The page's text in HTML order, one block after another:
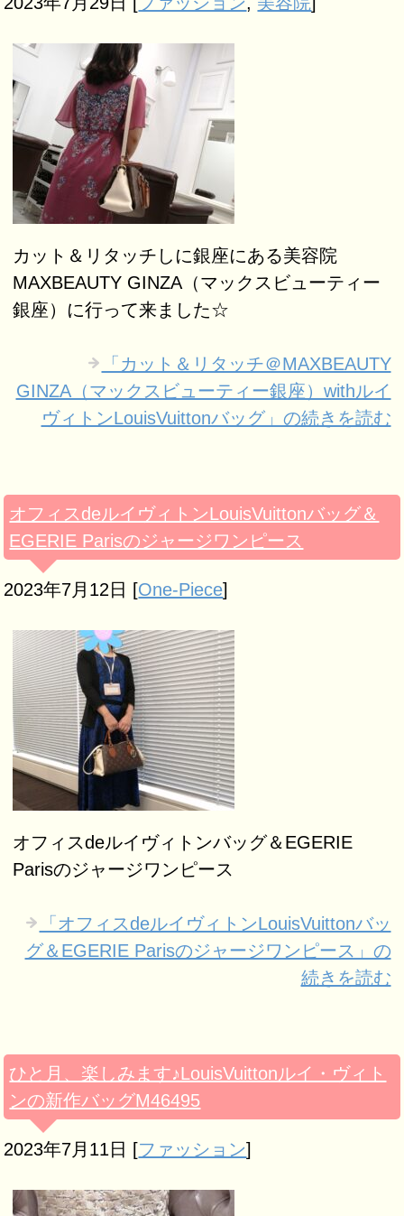
カット＆リタッチしに銀座にある美容院
MAXBEAUTY GINZA（マックスビューティー
銀座）に行って来ました☆
「カット＆リタッチ＠MAXBEAUTY
GINZA（マックスビューティー銀座）withルイ
ヴィトンLouisVuittonバッグ」の続きを読む
オフィスdeルイヴィトンLouisVuittonバッグ＆
EGERIE Parisのジャージワンピース
2023年7月12日 [One-Piece]
オフィスdeルイヴィトンバッグ＆EGERIE
Parisのジャージワンピース
「オフィスdeルイヴィトンLouisVuittonバッ
グ＆EGERIE Parisのジャージワンピース」の
続きを読む
ひと月、楽しみます♪LouisVuittonルイ・ヴィト
ンの新作バッグM46495
2023年7月11日 [ファッション]